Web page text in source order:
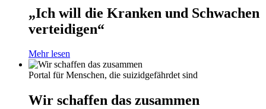
„Ich will die Kranken und Schwachen
verteidigen“
Mehr lesen
Portal für Menschen, die suizidgefährdet sind
Wir schaffen das zusammen